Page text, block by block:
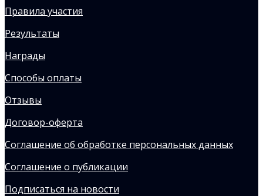
Правила участия
Результаты
Награды
Способы оплаты
Отзывы
Договор-оферта
Соглашение об обработке персональных данных
Соглашение о публикации
Подписаться на новости